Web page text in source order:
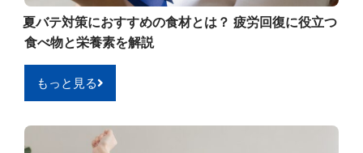
夏バテ対策におすすめの食材とは？ 疲労回復に役立つ
食べ物と栄養素を解説
もっと見る